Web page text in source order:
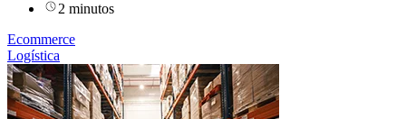
2 minutos
Ecommerce
Logística